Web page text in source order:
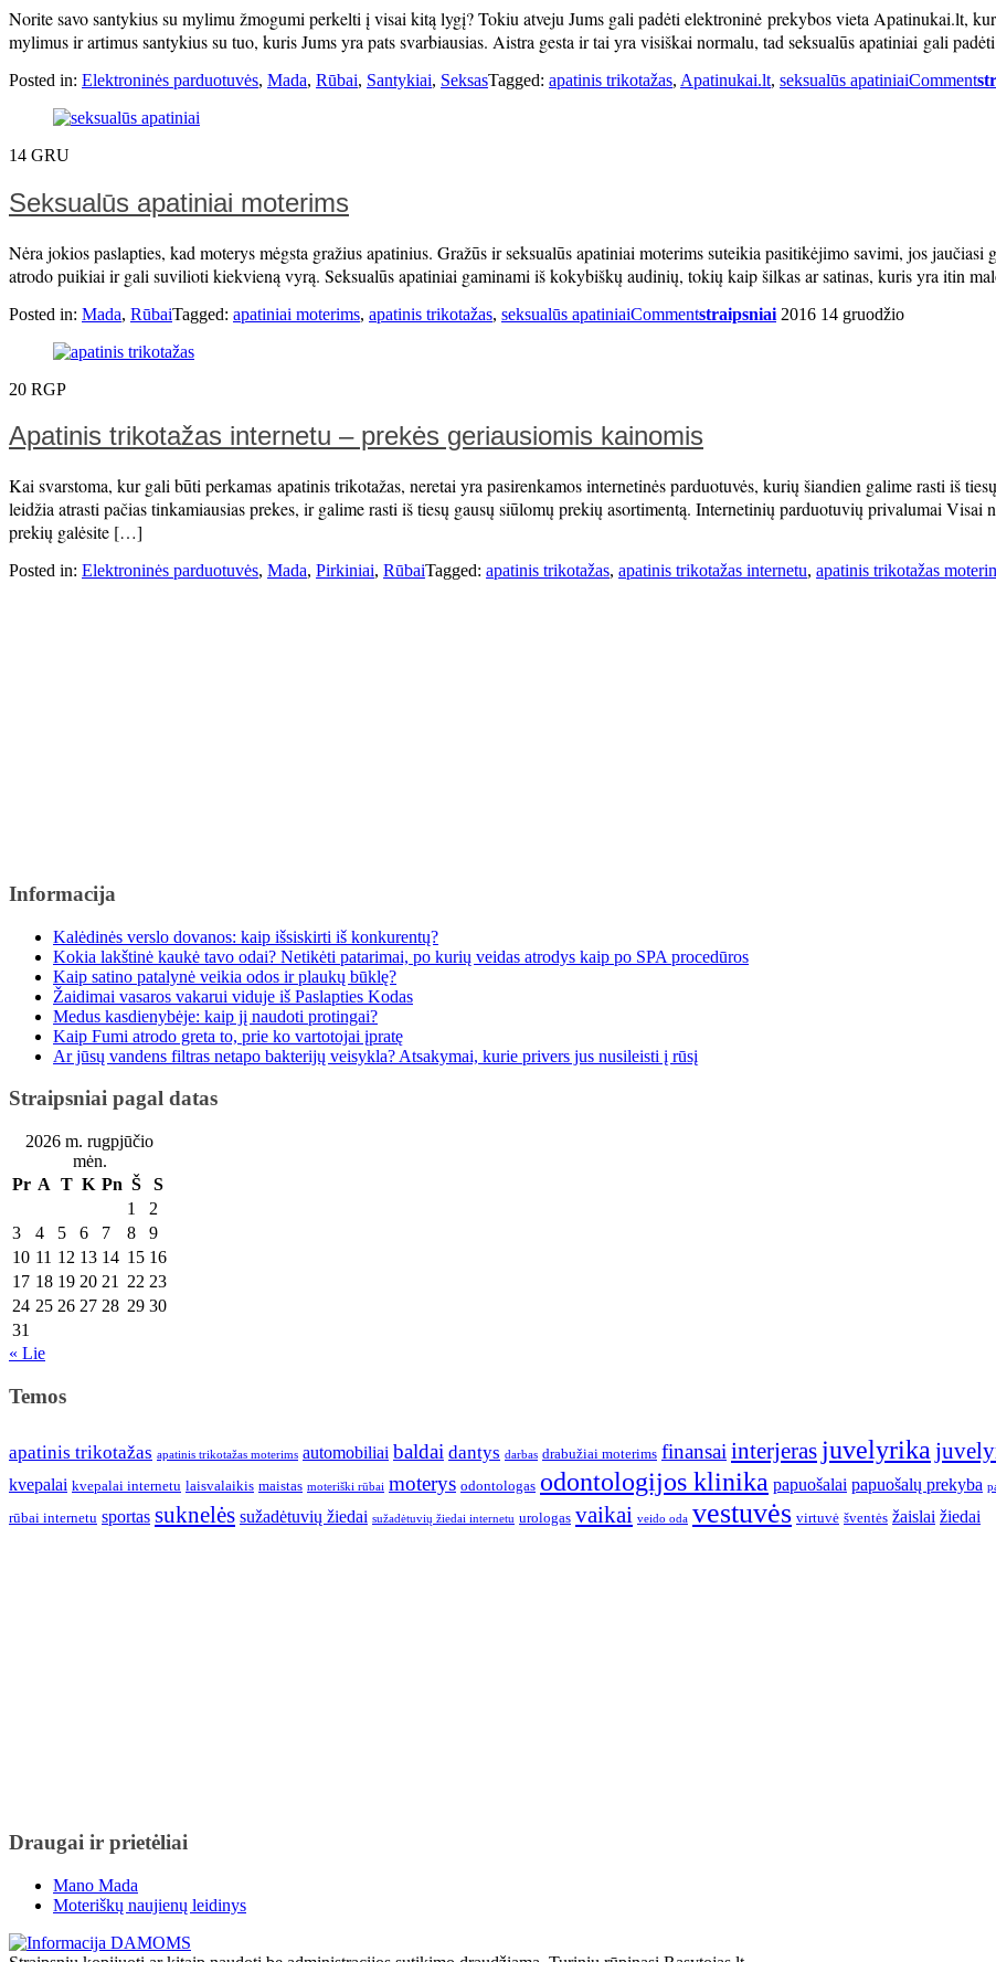
Norite savo santykius su mylimu žmogumi perkelti į visai kitą lygį? Tokiu atveju Jums gali padėti elektroninė prekybos vieta Apatinukai.lt,
mylimus ir artimus santykius su tuo, kuris Jums yra pats svarbiausias. Aistra gesta ir tai yra visiškai normalu, tad seksualūs apatiniai gali
Posted in: Elektroninės parduotuvės, Mada, Rūbai, Santykiai, SeksasTagged: apatinis trikotažas, Apatinukai.lt, seksualūs apatiniaiComment
14 GRU
Seksualūs apatiniai moterims
Nėra jokios paslapties, kad moterys mėgsta gražius apatinius. Gražūs ir seksualūs apatiniai moterims suteikia pasitikėjimo savimi, jos
atrodo puikiai ir gali suvilioti kiekvieną vyrą. Seksualūs apatiniai gaminami iš kokybiškų audinių, tokių kaip šilkas ar satinas, kuris yra itin
Posted in: Mada, RūbaiTagged: apatiniai moterims, apatinis trikotažas, seksualūs apatiniaiCommentstraipsniai 2016 14 gruodžio
20 RGP
Apatinis trikotažas internetu – prekės geriausiomis kainomis
Kai svarstoma, kur gali būti perkamas apatinis trikotažas, neretai yra pasirenkamos internetinės parduotuvės, kurių šiandien galime rasti iš
leidžia atrasti pačias tinkamiausias prekes, ir galime rasti iš tiesų gausų siūlomų prekių asortimentą. Internetinių parduotuvių privalumai Visai
prekių galėsite […]
Posted in: Elektroninės parduotuvės, Mada, Pirkiniai, RūbaiTagged: apatinis trikotažas, apatinis trikotažas internetu, apatinis trikotažas
Informacija
Kalėdinės verslo dovanos: kaip išsiskirti iš konkurentų?
Kokia lakštinė kaukė tavo odai? Netikėti patarimai, po kurių veidas atrodys kaip po SPA procedūros
Kaip satino patalynė veikia odos ir plaukų būklę?
Žaidimai vasaros vakarui viduje iš Paslapties Kodas
Medus kasdienybėje: kaip jį naudoti protingai?
Kaip Fumi atrodo greta to, prie ko vartotojai įpratę
Ar jūsų vandens filtras netapo bakterijų veisykla? Atsakymai, kurie privers jus nusileisti į rūsį
Straipsniai pagal datas
2026 m. rugpjūčio
mėn.
Pr A T K Pn Š
S
1
2
3
4 5 6 7 8
9
10 11 12 13 14 15 16
17 18 19 20 21 22 23
24 25 26 27 28 29 30
31
« Lie
Temos
apatinis trikotažas apatinis trikotažas moterims automobiliai baldai dantys darbas drabužiai moterims finansai interjeras juvelyrika
kvepalai kvepalai internetu laisvalaikis maistas moteriški rūbai moterys odontologas odontologijos klinika papuošalai papuošalų prekyba
rūbai internetu sportas suknelės sužadėtuvių žiedai sužadėtuvių žiedai internetu urologas vaikai veido oda vestuvės virtuvė šventės žaislai žiedai
Draugai ir prietėliai
Mano Mada
Moteriškų naujienų leidinys